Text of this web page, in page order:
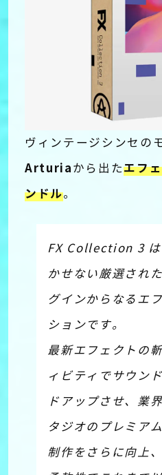
ヴィンテージシンセの
Arturiaから出たエフ
ンドル。
FX Collection 3 は
かせない厳選され
グインからなるエ
ションです。
最新エフェクトの
ィビティでサウン
ドアップさせ、業
タジオのプレミア
制作をさらに向上